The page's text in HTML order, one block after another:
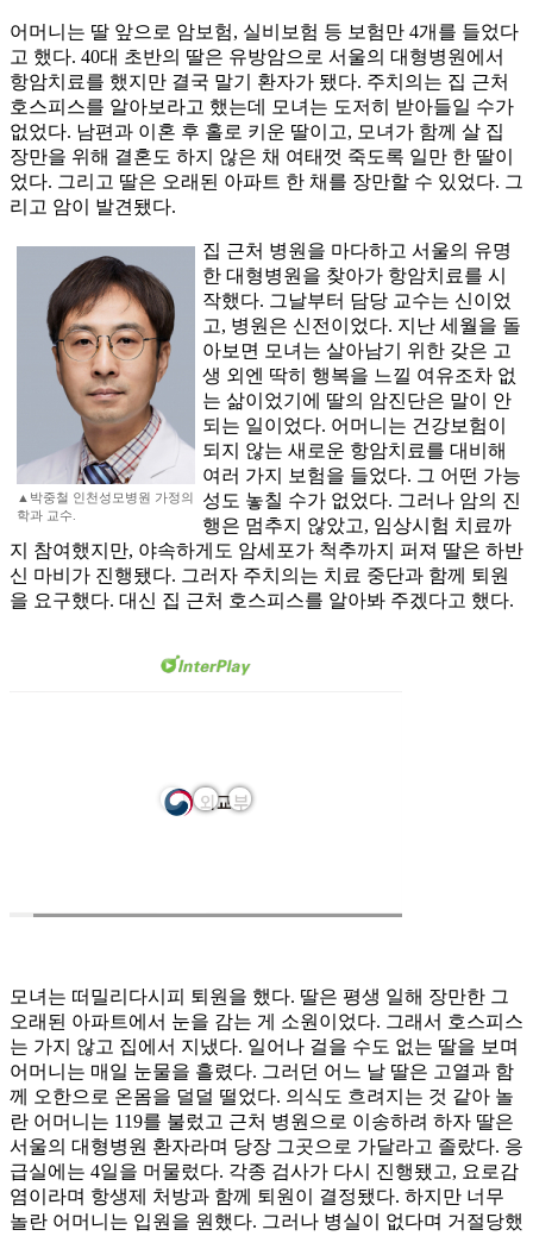
어머니는 딸 앞으로 암보험, 실비보험 등 보험만 4개를 들었다
고 했다. 40대 초반의 딸은 유방암으로 서울의 대형병원에서
항암치료를 했지만 결국 말기 환자가 됐다. 주치의는 집 근처
호스피스를 알아보라고 했는데 모녀는 도저히 받아들일 수가
없었다. 남편과 이혼 후 홀로 키운 딸이고, 모녀가 함께 살 집
장만을 위해 결혼도 하지 않은 채 여태껏 죽도록 일만 한 딸이
었다. 그리고 딸은 오래된 아파트 한 채를 장만할 수 있었다. 그
리고 암이 발견됐다.
▲박중철 인천성모병원 가정의
학과 교수.
집 근처 병원을 마다하고 서울의 유명
한 대형병원을 찾아가 항암치료를 시
작했다. 그날부터 담당 교수는 신이었
고, 병원은 신전이었다. 지난 세월을 돌
아보면 모녀는 살아남기 위한 갖은 고
생 외엔 딱히 행복을 느낄 여유조차 없
는 삶이었기에 딸의 암진단은 말이 안
되는 일이었다. 어머니는 건강보험이
되지 않는 새로운 항암치료를 대비해
여러 가지 보험을 들었다. 그 어떤 가능
성도 놓칠 수가 없었다. 그러나 암의 진
행은 멈추지 않았고, 임상시험 치료까
지 참여했지만, 야속하게도 암세포가 척추까지 퍼져 딸은 하반
신 마비가 진행됐다. 그러자 주치의는 치료 중단과 함께 퇴원
을 요구했다. 대신 집 근처 호스피스를 알아봐 주겠다고 했다.
모녀는 떠밀리다시피 퇴원을 했다. 딸은 평생 일해 장만한 그
오래된 아파트에서 눈을 감는 게 소원이었다. 그래서 호스피스
는 가지 않고 집에서 지냈다. 일어나 걸을 수도 없는 딸을 보며
어머니는 매일 눈물을 흘렸다. 그러던 어느 날 딸은 고열과 함
께 오한으로 온몸을 덜덜 떨었다. 의식도 흐려지는 것 같아 놀
란 어머니는 119를 불렀고 근처 병원으로 이송하려 하자 딸은
서울의 대형병원 환자라며 당장 그곳으로 가달라고 졸랐다. 응
급실에는 4일을 머물렀다. 각종 검사가 다시 진행됐고, 요로감
염이라며 항생제 처방과 함께 퇴원이 결정됐다. 하지만 너무
놀란 어머니는 입원을 원했다. 그러나 병실이 없다며 거절당했